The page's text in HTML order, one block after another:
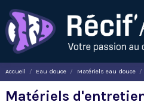
Accueil Eau douce Matériels eau douce
Matériels